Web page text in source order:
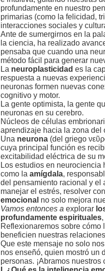
profundamente en nuestro
primarias (como la felicidad,
interacciones sociales y
Ante de sumergirnos en la
la ciencia, ha realizado
pensaba que cuando una
método fácil para generar
La neuroplasticidad es la
respuesta a nuevas
neuronas formen nuevas
cognitivo y motor.
La gente optimista, la gente
neuronas en su cerebro.
Núcleos de células
aprendizaje hacia la zona del
Una neurona (del griego
cuya principal función es
excitabilidad eléctrica de su
Los estudios en neurociencia
como la amígdala,
del pensamiento racional y el
manejar el estrés, resolver
emocional no solo mejora
Vamos entonces a explorar
profundamente espirituales
Reflexionaremos sobre
beneficien nuestras
Que este mensaje no solo
nos enseñó, quien mostró un
personas. ¡Abramos